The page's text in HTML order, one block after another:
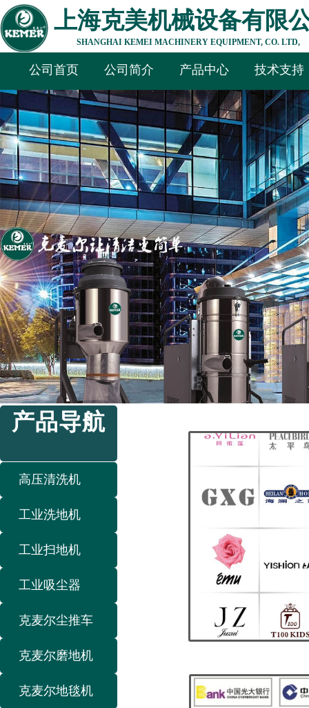
上海克美机械设备有限
SHANGHAI KEMEI MACHINERY EQUIPMENT, CO. LTD,
公司首页 公司简介 产品中心 技术支持
产品导航
高压清洗机
工业洗地机
工业扫地机
工业吸尘器
克麦尔尘推车
克麦尔磨地机
克麦尔地毯机